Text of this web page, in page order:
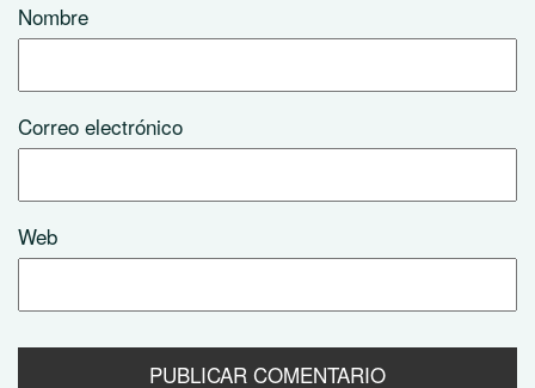
Nombre
Correo electrónico
Web